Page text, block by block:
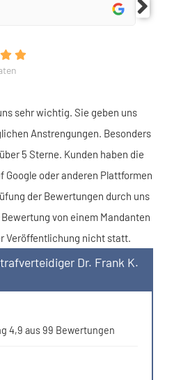
sehr wichtig. Sie geben uns
Anstrengungen. Besonders
5 Sterne. Kunden haben die
Google oder anderen Plattformen
der Bewertungen durch uns
von einem Mandanten
Veröffentlichung nicht statt.
Dr. Frank K.
4,9 aus 99 Bewertungen